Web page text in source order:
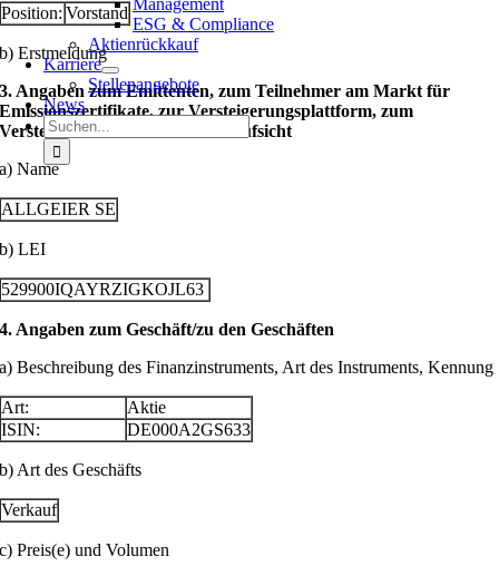
Management
ESG & Compliance
Aktienrückkauf
Karriere
Stellenangebote
News
Suche
nach:
Position: Vorstand
b) Erstmeldung
3. Angaben zum Emittenten, zum Teilnehmer am Markt für
Emissionszertifikate, zur Versteigerungsplattform, zum
Versteigerer oder zur Auktionsaufsicht
a) Name
ALLGEIER SE
b) LEI
529900IQAYRZIGKOJL63
4. Angaben zum Geschäft/zu den Geschäften
a) Beschreibung des Finanzinstruments, Art des Instruments, Kennung
Art:
Aktie
ISIN:
DE000A2GS633
b) Art des Geschäfts
Verkauf
c) Preis(e) und Volumen